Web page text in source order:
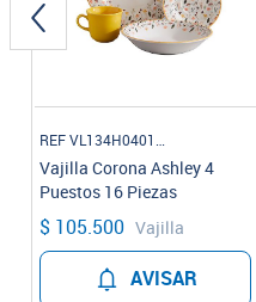
Vajilla Corona Ashley 4
Puestos 16 Piezas
$ 105.500 Vajilla
AVISAR